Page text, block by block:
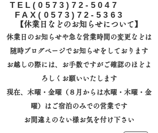
​TEL(0573)72-5047
FAX(0573)72-5363
【休業日などのお知らせについて】​
休業日のお知らせや急な営業時間の変更などは
随時ブログページでお知らせをしております
お越しの際には、
お手数ですがご確認のほどよ
ろしくお願いいたします
​現在、木曜・金曜（８月からは水曜・木曜・金
曜）はご宿泊のみでの営業です
お間違えのない様お気を付け下さい